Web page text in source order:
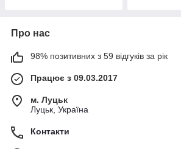
Про нас
98% позитивних з 59 відгуків за рік
Працює з 09.03.2017
м. Луцьк
Луцьк, Україна
Контакти